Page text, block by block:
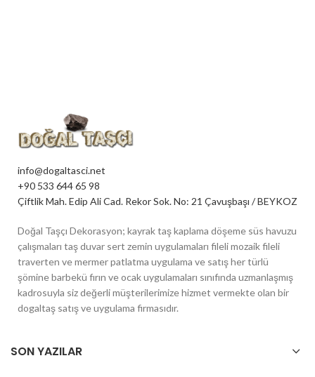
info@dogaltasci.net
+90 533 644 65 98
Çiftlik Mah. Edip Ali Cad. Rekor Sok. No: 21 Çavuşbaşı / BEYKOZ
Doğal Taşçı Dekorasyon; kayrak taş kaplama döşeme süs havuzu
çalışmaları taş duvar sert zemin uygulamaları fileli mozaik fileli
traverten ve mermer patlatma uygulama ve satış her türlü
şömine barbekü fırın ve ocak uygulamaları sınıfında uzmanlaşmış
kadrosuyla siz değerli müşterilerimize hizmet vermekte olan bir
dogaltaş satış ve uygulama firmasıdır.
SON YAZILAR